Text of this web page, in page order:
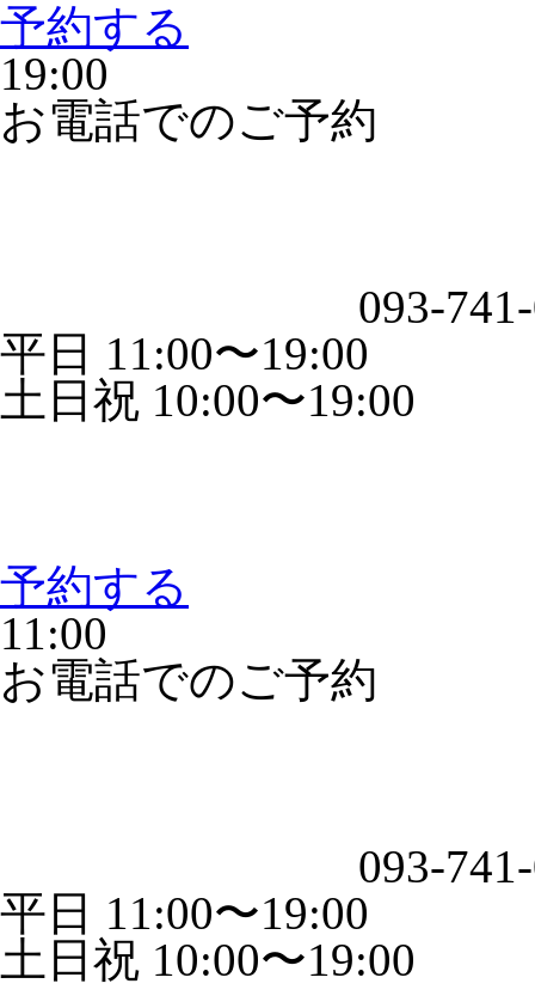
予約する
19:00
お電話でのご予約
093-
平日 11:00〜19:00
土日祝 10:00〜19:00
予約する
11:00
お電話でのご予約
093-
平日 11:00〜19:00
土日祝 10:00〜19:00